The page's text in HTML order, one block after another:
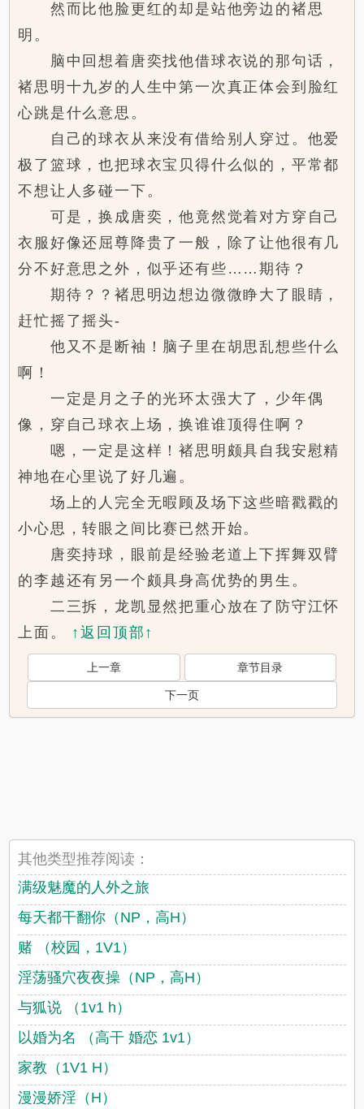
然而比他脸更红的却是站他旁边的褚思
明。
脑中回想着唐奕找他借球衣说的那句话，
褚思明十九岁的人生中第一次真正体会到脸红
心跳是什么意思。
自己的球衣从来没有借给别人穿过。他爱
极了篮球，也把球衣宝贝得什么似的，平常都
不想让人多碰一下。
可是，换成唐奕，他竟然觉着对方穿自己
衣服好像还屈尊降贵了一般，除了让他很有几
分不好意思之外，似乎还有些……期待？
期待？？褚思明边想边微微睁大了眼睛，
赶忙摇了摇头-
他又不是断袖！脑子里在胡思乱想些什么
啊！
一定是月之子的光环太强大了，少年偶
像，穿自己球衣上场，换谁谁顶得住啊？
嗯，一定是这样！褚思明颇具自我安慰精
神地在心里说了好几遍。
场上的人完全无暇顾及场下这些暗戳戳的
小心思，转眼之间比赛已然开始。
唐奕持球，眼前是经验老道上下挥舞双臂
的李越还有另一个颇具身高优势的男生。
二三拆，龙凯显然把重心放在了防守江怀
上面。 ↑返回顶部↑
上一章 章节目录
下一页
其他类型推荐阅读：
满级魅魔的人外之旅
每天都干翻你（NP，高H）
赌 （校园，1V1）
淫荡骚穴夜夜操（NP，高H）
与狐说 （1v1 h）
以婚为名 （高干 婚恋 1v1）
家教（1V1 H）
漫漫娇淫（H）